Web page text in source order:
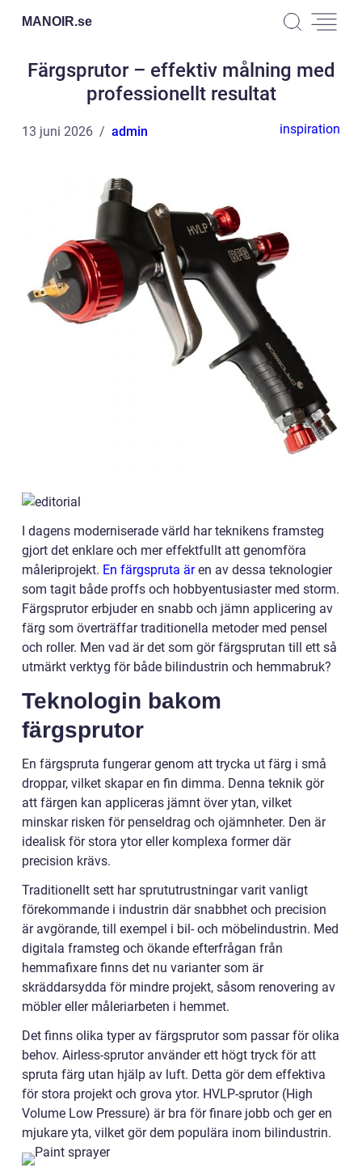
MANOIR.se
Färgsprutor – effektiv målning med
professionellt resultat
13 juni 2026 admin inspiration
I dagens moderniserade värld har teknikens framsteg
gjort det enklare och mer effektfullt att genomföra
måleriprojekt. En färgspruta ären av dessa teknologier
som tagit både proffs och hobbyentusiaster med storm.
Färgsprutor erbjuder en snabb och jämn applicering av
färg som överträffar traditionella metoder med pensel
och roller. Men vad är det som gör färgsprutan till ett så
utmärkt verktyg för både bilindustrin och hemmabruk?
Teknologin bakom
färgsprutor
En färgspruta fungerar genom att trycka ut färg i små
droppar, vilket skapar en fin dimma. Denna teknik gör
att färgen kan appliceras jämnt över ytan, vilket
minskar risken för penseldrag och ojämnheter. Den är
idealisk för stora ytor eller komplexa former där
precision krävs.
Traditionellt sett har sprututrustningar varit vanligt
förekommande i industrin där snabbhet och precision
är avgörande, till exempel i bil- och möbelindustrin. Med
digitala framsteg och ökande efterfrågan från
hemmafixare finns det nu varianter som är
skräddarsydda för mindre projekt, såsom renovering av
möbler eller måleriarbeten i hemmet.
Det finns olika typer av färgsprutor som passar för olika
behov. Airless-sprutor använder ett högt tryck för att
spruta färg utan hjälp av luft. Detta gör dem effektiva
för stora projekt och grova ytor. HVLP-sprutor (High
Volume Low Pressure) är bra för finare jobb och ger en
mjukare yta, vilket gör dem populära inom bilindustrin.